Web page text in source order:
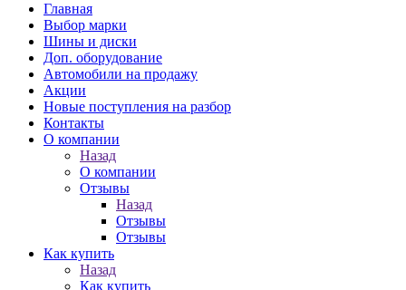
Главная
Выбор марки
Шины и диски
Доп. оборудование
Автомобили на продажу
Акции
Новые поступления на разбор
Контакты
О компании
Назад
О компании
Отзывы
Назад
Отзывы
Отзывы
Как купить
Назад
Как купить